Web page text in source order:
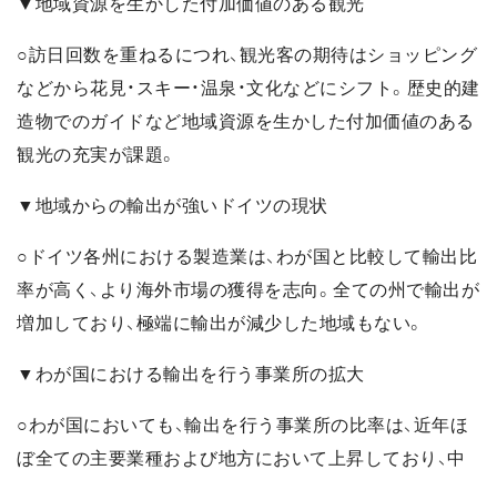
○訪日回数を重ねるにつれ、観光客の期待はショッピング
などから花見・スキー・温泉・文化などにシフト。歴史的建
造物でのガイドなど地域資源を生かした付加価値のある
観光の充実が課題。
▼地域からの輸出が強いドイツの現状
○ドイツ各州における製造業は、わが国と比較して輸出比
率が高く、より海外市場の獲得を志向。全ての州で輸出が
増加しており、極端に輸出が減少した地域もない。
▼わが国における輸出を行う事業所の拡大
○わが国においても、輸出を行う事業所の比率は、近年ほ
ぼ全ての主要業種および地方において上昇しており、中